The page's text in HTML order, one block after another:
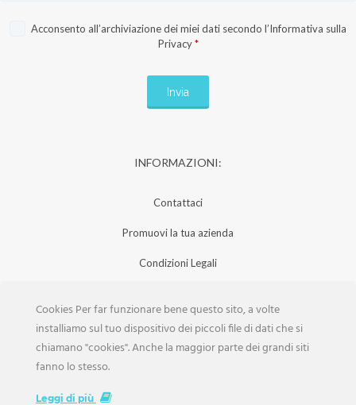
Acconsento all’archiviazione dei miei dati secondo l’Informativa sulla
Privacy *
INFORMAZIONI:
Contattaci
Promuovi la tua azienda
Condizioni Legali
Iscrizione Aziende
Scarica la Rivista
Cookies Per far funzionare bene questo sito, a volte
installiamo sul tuo dispositivo dei piccoli file di dati che si
chiamano "cookies". Anche la maggior parte dei grandi siti
fanno lo stesso.
Leggi di più